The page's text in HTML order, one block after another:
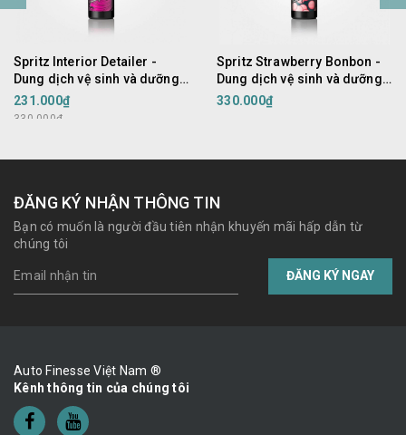
Spritz Interior Detailer -
Dung dịch vệ sinh và dưỡng
nhưa, Vinyl, Da nội thất,
Chống chai hóa, Sử dụng lau
231.000₫
330.000₫
Spritz Strawberry Bonbon -
Dung dịch vệ sinh và dưỡng
nhưa, Vinyl, Da nội thất,
330.000₫
ĐĂNG KÝ NHẬN THÔNG TIN
Bạn có muốn là người đầu tiên nhận khuyến mãi hấp dẫn từ
chúng tôi
ĐĂNG KÝ NGAY
Auto Finesse Việt Nam ®
Kênh thông tin của chúng tôi